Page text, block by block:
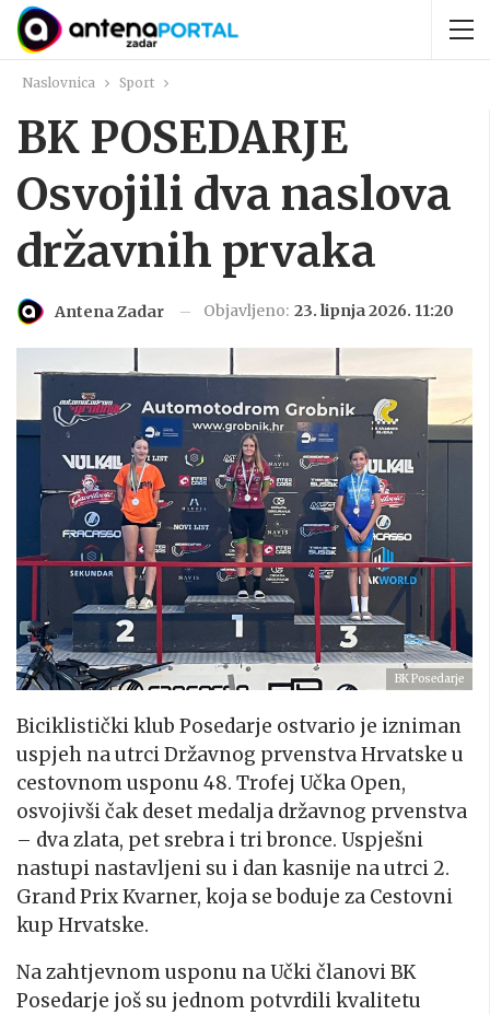
Naslovnica Sport
BK POSEDARJE
Osvojili dva naslova
državnih prvaka
Antena Zadar Objavljeno: 23. lipnja 2026. 11:20
BK Posedarje
Biciklistički klub Posedarje ostvario je izniman
uspjeh na utrci Državnog prvenstva Hrvatske u
cestovnom usponu 48. Trofej Učka Open,
osvojivši čak deset medalja državnog prvenstva
– dva zlata, pet srebra i tri bronce. Uspješni
nastupi nastavljeni su i dan kasnije na utrci 2.
Grand Prix Kvarner, koja se boduje za Cestovni
kup Hrvatske.
Na zahtjevnom usponu na Učki članovi BK
Posedarje još su jednom potvrdili kvalitetu